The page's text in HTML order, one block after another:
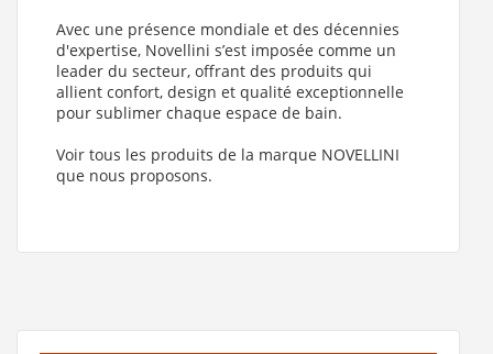
Avec une présence mondiale et des décennies
d'expertise, Novellini s’est imposée comme un
leader du secteur, offrant des produits qui
allient confort, design et qualité exceptionnelle
pour sublimer chaque espace de bain.
Voir tous les produits de la marque NOVELLINI
que nous proposons.